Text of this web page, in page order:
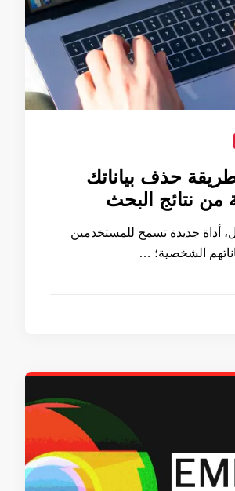
حذف بياناتك
من نتائج البحث
أداة جديدة تسمح للمستخدمين
الشخصية؛ …